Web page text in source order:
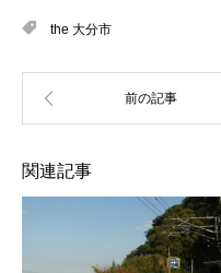
the 大分市
関連記事